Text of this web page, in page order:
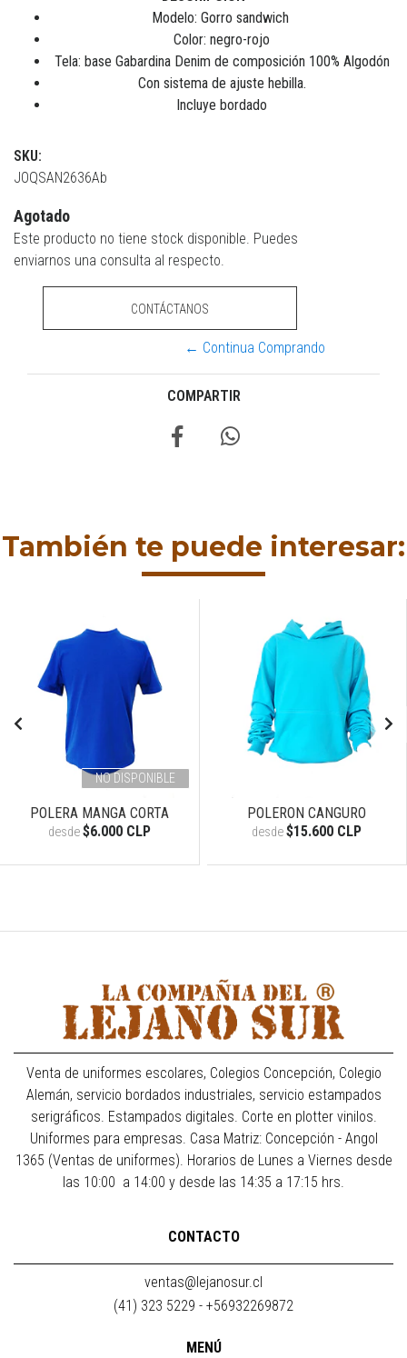
Modelo: Gorro sandwich
Color: negro-rojo
Tela: base Gabardina Denim de composición 100% Algodón
Con sistema de ajuste hebilla.
Incluye bordado
SKU:
JOQSAN2636Ab
Agotado
Este producto no tiene stock disponible. Puedes
enviarnos una consulta al respecto.
CONTÁCTANOS
← Continua Comprando
COMPARTIR
También te puede interesar:
NO DISPONIBLE
POLERA MANGA CORTA
desde$6.000 CLP
POLERON CANGURO
desde$15.600 CLP
Venta de uniformes escolares, Colegios Concepción, Colegio
Alemán, servicio bordados industriales, servicio estampados
serigráficos. Estampados digitales. Corte en plotter vinilos.
Uniformes para empresas. Casa Matriz: Concepción - Angol
1365 (Ventas de uniformes). Horarios de Lunes a Viernes desde
las 10:00 a 14:00 y desde las 14:35 a 17:15 hrs.
CONTACTO
ventas@lejanosur.cl
(41) 323 5229 - +56932269872
MENÚ